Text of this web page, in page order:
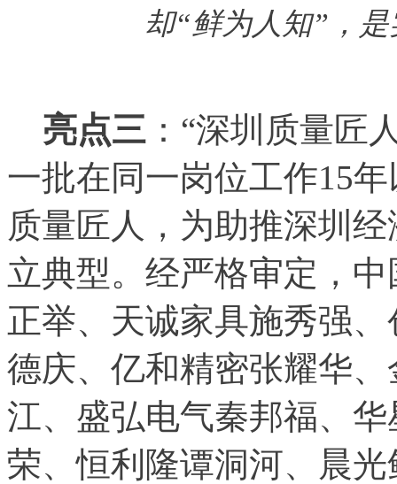
却“鲜为人知”，
亮点三 ：“深圳质量匠
一批在同一岗位工作15
质量匠人，为助推深圳
立典型。经严格审定，
正举、天诚家具施秀强
德庆、亿和精密张耀华
江、盛弘电气秦邦福、
荣、恒利隆谭洞河、晨